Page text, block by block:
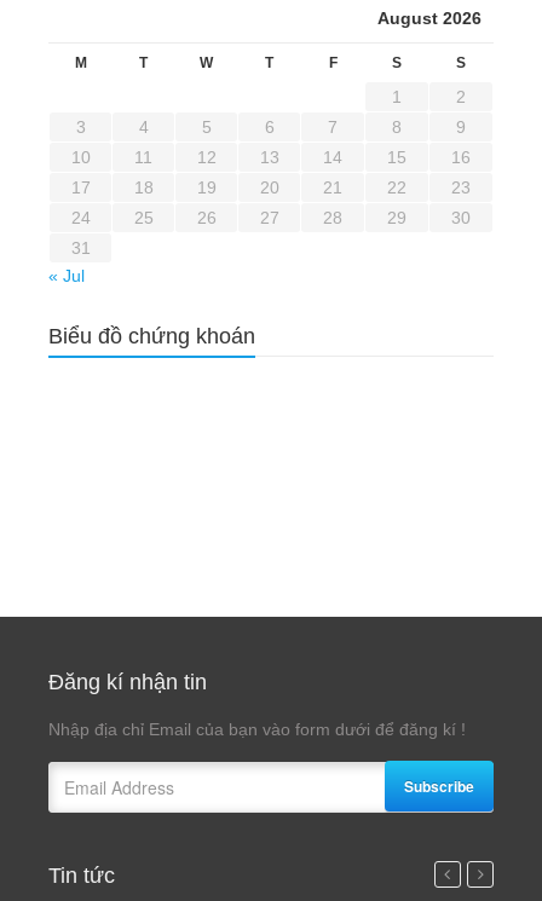
August 2026
M T W T F S S
1
2
3
4 5 6 7 8
9
10
11 12 13 14 15
16
17
18 19 20 21 22
23
24
25 26 27 28 29
30
31
« Jul
Biểu đồ chứng khoán
Đăng kí nhận tin
Nhập địa chỉ Email của bạn vào form dưới để đăng kí !
Subscribe
Tin tức